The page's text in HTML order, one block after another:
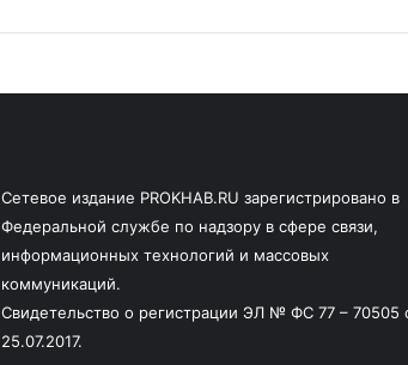
Сетевое издание PROKHAB.RU зарегистрировано в
Федеральной службе по надзору в сфере связи,
информационных технологий и массовых
коммуникаций.
Свидетельство о регистрации ЭЛ № ФС 77 – 70505
25.07.2017.